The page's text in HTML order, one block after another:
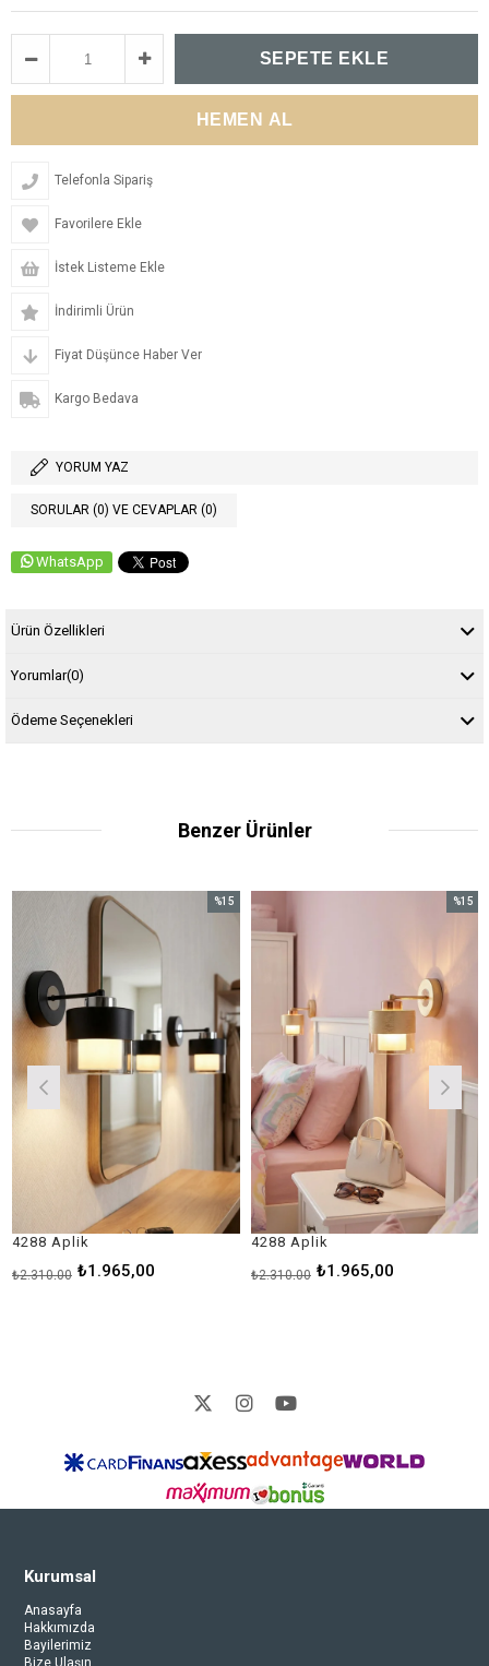
Telefonla Sipariş
Favorilere Ekle
İstek Listeme Ekle
İndirimli Ürün
Fiyat Düşünce Haber Ver
Kargo Bedava
YORUM YAZ
SORULAR (0) VE CEVAPLAR (0)
WhatsApp
Ürün Özellikleri
Yorumlar(0)
Ödeme Seçenekleri
Benzer Ürünler
Aplik
₺1.965,00
4288 Aplik
₺1.965,00
₺2.310,00
Kurumsal
Anasayfa
Hakkımızda
Bayilerimiz
Bize Ulaşın